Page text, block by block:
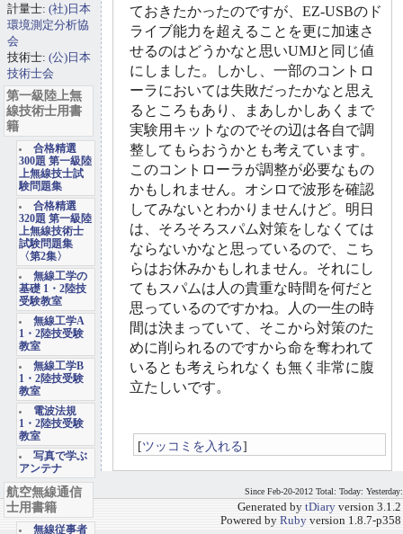
ておきたかったのですが、EZ-USBのド
ライブ能力を超えることを更に加速さ
せるのはどうかなと思いUMJと同じ値
にしました。しかし、一部のコントロ
ーラにおいては失敗だったかなと思え
るところもあり、まあしかしあくまで
実験用キットなのでその辺は各自で調
整してもらおうかとも考えています。
このコントローラが調整が必要なもの
かもしれません。オシロで波形を確認
してみないとわかりませんけど。明日
は、そろそろスパム対策をしなくては
ならないかなと思っているので、こち
らはお休みかもしれません。それにし
てもスパムは人の貴重な時間を何だと
思っているのですかね。人の一生の時
間は決まっていて、そこから対策のた
めに削られるのですから命を奪われて
いるとも考えられなくも無く非常に腹
立たしいです。
[ツッコミを入れる]
計量士: (社)日本
環境測定分析協
会
技術士: (公)日本
技術士会
第一級陸上無
線技術士用書
籍
合格精選
300題 第一級陸
上無線技士試
験問題集
合格精選
320題 第一級陸
上無線技術士
試験問題集
〈第2集〉
無線工学の
基礎 1・2陸技
受験教室
無線工学A
1・2陸技受験
教室
無線工学B
1・2陸技受験
教室
電波法規
1・2陸技受験
教室
写真で学ぶ
アンテナ
航空無線通信
士用書籍
無線従事者
Since Feb-20-2012 Total: Today: Yesterday:
Generated by tDiary version 3.1.2
Powered by Ruby version 1.8.7-p358